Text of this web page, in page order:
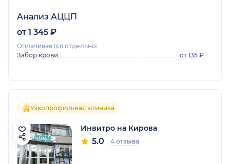
Анализ АЦЦП
от 1 345 ₽
Оплачивается отдельно:
Забор крови
от 135 ₽
Узкопрофильная клиника
Инвитро на Кирова
5.0 4 отзыва